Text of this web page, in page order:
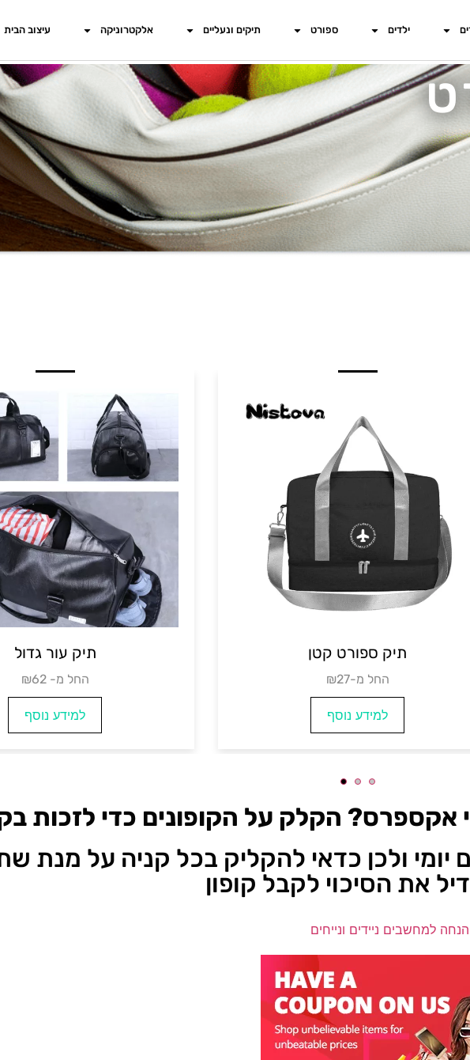
ילדים ספורט תיקים ונעליים אלקטרוניקה עיצוב הבית
תיק ספורט קטן
למידע נוסף
תיק צד לנשים
למידע נוסף
אקספרס? הקלק על הקופונים כדי לזכות
יומי ולכן כדאי להקליק בכל קניה על מנת
את הסיכוי לקבל קופון
הנחה למחשבים ניידים ונייחים